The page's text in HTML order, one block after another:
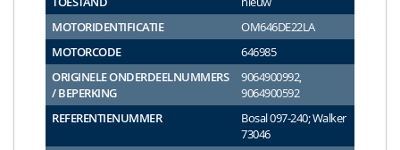
MOTORIDENTIFICATIE
OM646DE22LA
MOTORCODE
646985
ORIGINELE ONDERDEELNUMMERS
/ BEPERKING
9064900992,
9064900592
REFERENTIENUMMER
Bosal 097-240; Walker
73046